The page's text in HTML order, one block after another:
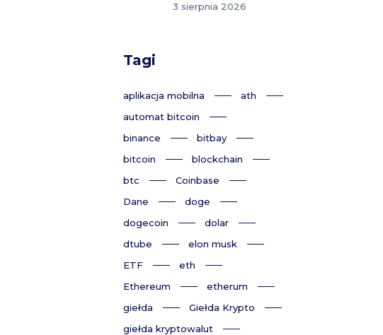
3 sierpnia 2026
Tagi
aplikacja mobilna
ath
automat bitcoin
binance
bitbay
bitcoin
blockchain
btc
Coinbase
Dane
doge
dogecoin
dolar
dtube
elon musk
ETF
eth
Ethereum
etherum
giełda
Giełda Krypto
giełda kryptowalut